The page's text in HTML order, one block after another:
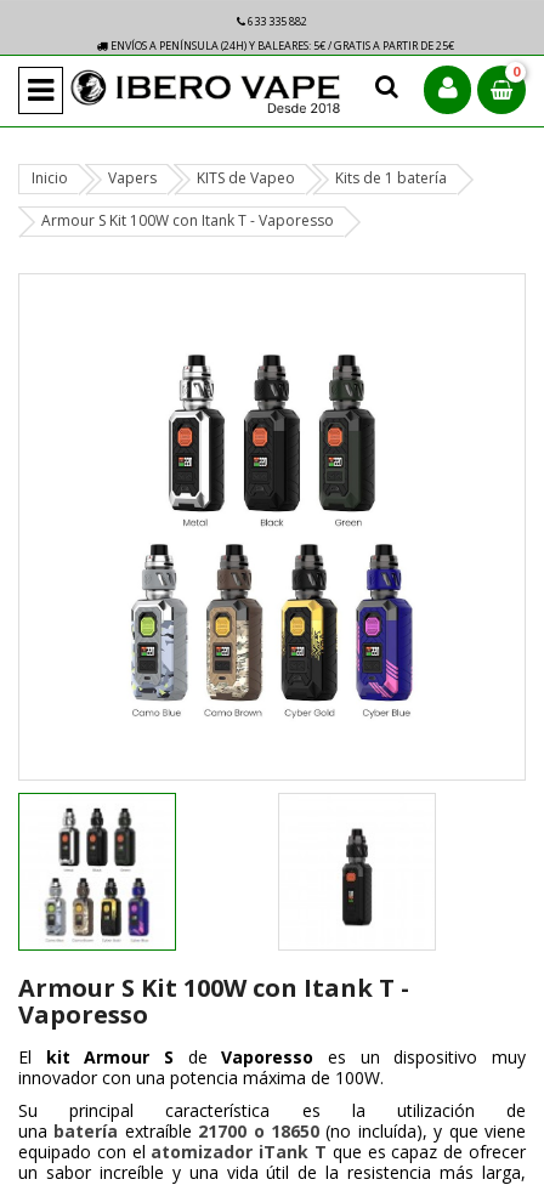
633 335 882
ENVÍOS A PENÍNSULA (24H) Y BALEARES: 5€ / GRATIS A PARTIR DE 25€
0
Inicio Vapers KITS de Vapeo Kits de 1 batería
Armour S Kit 100W con Itank T - Vaporesso
Armour S Kit 100W con Itank T -
Vaporesso
El kit Armour S de Vaporesso es un dispositivo muy
innovador con una potencia máxima de 100W.
Su principal característica es la utilización de
una batería extraíble 21700 o 18650(no incluída), y que viene
equipado con el atomizador iTank T que es capaz de ofrecer
un sabor increíble y una vida útil de la resistencia más larga,